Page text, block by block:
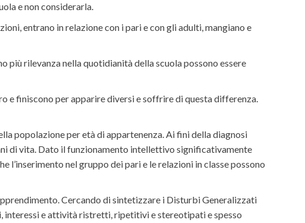
e non considerarla.
entrano in relazione con i pari e con gli adulti, mangiano e
più rilevanza nella quotidianità della scuola possono essere
e finiscono per apparire diversi e soffrire di questa differenza.
popolazione per età di appartenenza. Ai fini della diagnosi
di vita. Dato il funzionamento intellettivo significativamente
nel gruppo dei pari e le relazioni in classe possono
Cercando di sintetizzare i Disturbi Generalizzati
interessi e attività ristretti, ripetitivi e stereotipati e spesso